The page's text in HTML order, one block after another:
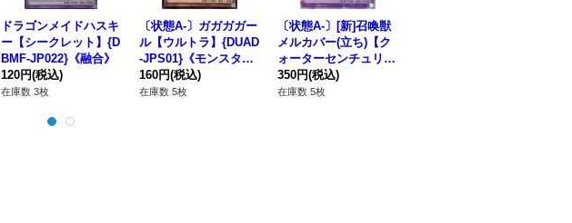
ドラゴンメイドハスキ
ー【シークレット】{D
BMF-JP022}《融合》
120円(税込)
在庫数 3枚
〔状態A-〕ガガガガー
ル【ウルトラ】{DUAD
-JPS01}《モンスタ
ー》
160円(税込)
在庫数 5枚
〔状態A-〕[新]召喚獣
メルカバー(立ち)【ク
ォーターセンチュリー
シークレット】{QCA
C-JP057}《融合》
350円(税込)
在庫数 5枚